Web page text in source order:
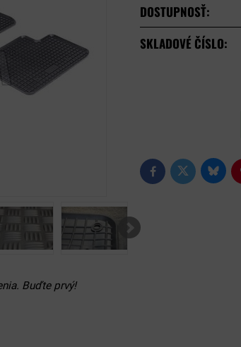
Buďte prvý!
DOSTUPNOSŤ:
SKLADOVÉ ČÍSLO:
FacebookTwitter